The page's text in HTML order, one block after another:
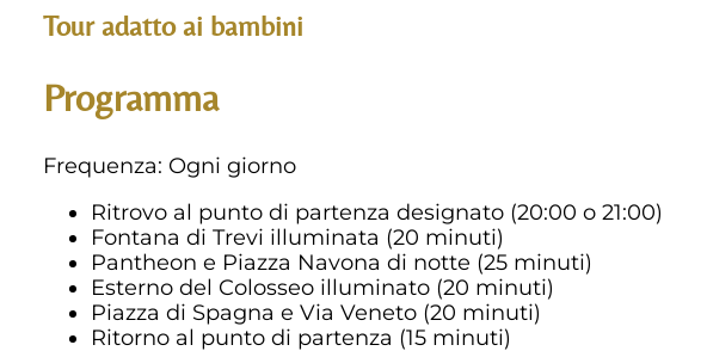
Tour adatto ai bambini
Programma
Frequenza: Ogni giorno
Ritrovo al punto di partenza designato (20:00 o 21:00)
Fontana di Trevi illuminata (20 minuti)
Pantheon e Piazza Navona di notte (25 minuti)
Esterno del Colosseo illuminato (20 minuti)
Piazza di Spagna e Via Veneto (20 minuti)
Ritorno al punto di partenza (15 minuti)